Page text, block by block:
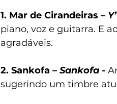
1. Mar de Cirandeiras –
piano, voz e guitarra. E
agradáveis.
2. Sankofa – Sankofa -
sugerindo um timbre